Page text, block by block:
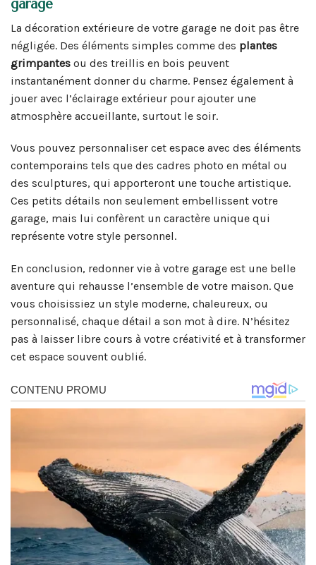
garage
La décoration extérieure de votre garage ne doit pas être
négligée. Des éléments simples comme des plantes
grimpantes ou des treillis en bois peuvent
instantanément donner du charme. Pensez également à
jouer avec l’éclairage extérieur pour ajouter une
atmosphère accueillante, surtout le soir.
Vous pouvez personnaliser cet espace avec des éléments
contemporains tels que des cadres photo en métal ou
des sculptures, qui apporteront une touche artistique.
Ces petits détails non seulement embellissent votre
garage, mais lui confèrent un caractère unique qui
représente votre style personnel.
En conclusion, redonner vie à votre garage est une belle
aventure qui rehausse l’ensemble de votre maison. Que
vous choisissiez un style moderne, chaleureux, ou
personnalisé, chaque détail a son mot à dire. N’hésitez
pas à laisser libre cours à votre créativité et à transformer
cet espace souvent oublié.